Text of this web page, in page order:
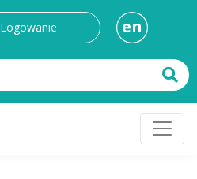
Logowanie en